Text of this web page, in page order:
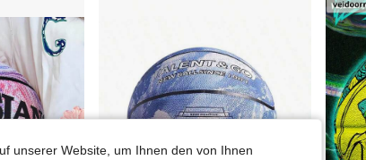
unserer Website, um Ihnen den von Ihnen